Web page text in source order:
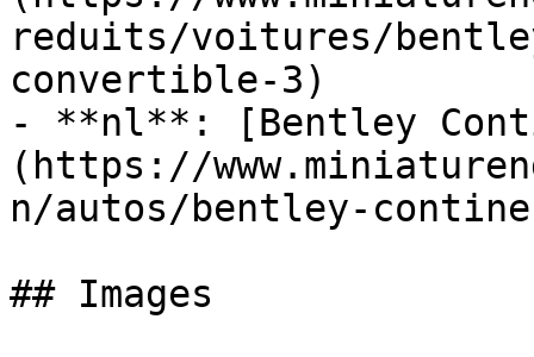
reduits/voitures/
convertible-3)
- **nl**: [Bentley
(https://
n/autos/bentley-
## Images